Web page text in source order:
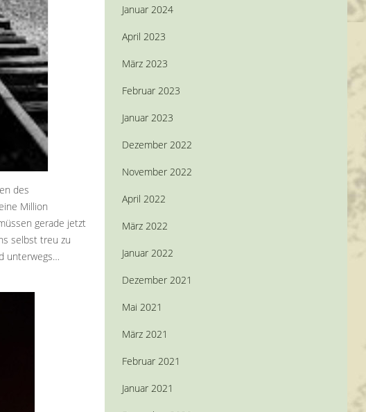
des
Million
gerade jetzt
selbst treu zu
unterwegs…
Januar 2024
April 2023
März 2023
Februar 2023
Januar 2023
Dezember 2022
November 2022
April 2022
März 2022
Januar 2022
Dezember 2021
Mai 2021
März 2021
Februar 2021
Januar 2021